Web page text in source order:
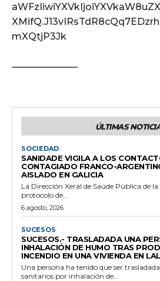
mXQtjP3Jk
———————
ÚLTIMAS
SOCIEDAD
SANIDADE VIGILA A LOS
CONTAGIADO FRANCO-
AISLADO EN GALICIA
La Dirección Xeral de Saúde Pública de
protocolo de...
6 agosto, 2026
SUCESOS
SUCESOS.- TRASLADADA UNA
INHALACIÓN DE HUMO TRAS
INCENDIO EN UNA VIVIENDA EN
Una persona ha tenido que ser
sanitarios por inhalación de...